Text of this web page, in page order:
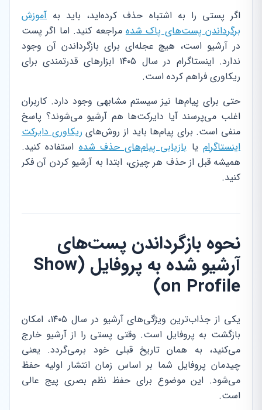
اگر پستی را به اشتباه حذف کرده‌اید، باید به آموزش
برگرداندن پست‌های پاک شدهمراجعه کنید. اما اگر پست
در آرشیو است، هیچ عجله‌ای برای بازگرداندن آن وجود
ندارد. اینستاگرام در سال ۱۴۰۵ ابزارهای قدرتمندی برای
ریکاوری فراهم کرده است.
حتی برای پیام‌ها نیز سیستم مشابهی وجود دارد. کاربران
اغلب می‌پرسند آیا دایرکت‌ها هم آرشیو می‌شوند؟ پاسخ
منفی است. برای پیام‌ها باید از روش‌های ریکاوری دایرکت
اینستاگرامیابازیابی پیام‌های حذف شدهاستفاده کنید.
همیشه قبل از حذف هر چیزی، ابتدا به آرشیو کردن آن فکر
کنید.
نحوه بازگرداندن پست‌های
آرشیو شده به پروفایل (Show
on Profile)
یکی از جذاب‌ترین ویژگی‌های آرشیو در سال ۱۴۰۵، امکان
بازگشت به پروفایل است. وقتی پستی را از آرشیو خارج
می‌کنید، به همان تاریخ قبلی خود برمی‌گردد. یعنی
چیدمان پروفایل شما بر اساس زمان انتشار اولیه حفظ
می‌شود. این موضوع برای حفظ نظم بصری پیج عالی
است.